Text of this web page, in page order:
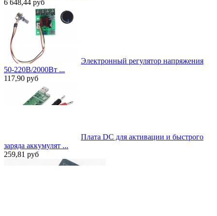
6 648,44 руб
Электронный регулятор напряжения
50-220В/2000Вт ...
117,90 руб
Плата DC для активации и быстрого
заряда аккумулят ...
259,81 руб